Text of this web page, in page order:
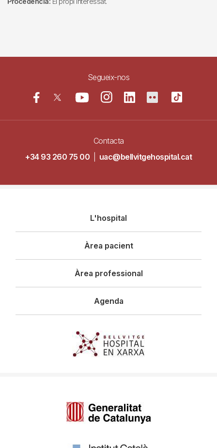
Segueix-nos
Contacta
+34 93 260 75 00
uac@bellvitgehospital.cat
principal
L'hospital
Àrea pacient
Àrea professional
Agenda